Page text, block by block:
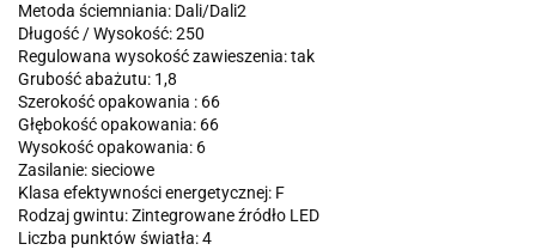
Metoda ściemniania: Dali/Dali2
Długość / Wysokość: 250
Regulowana wysokość zawieszenia: tak
Grubość abażutu: 1,8
Szerokość opakowania : 66
Głębokość opakowania: 66
Wysokość opakowania: 6
Zasilanie: sieciowe
Klasa efektywności energetycznej: F
Rodzaj gwintu: Zintegrowane źródło LED
Liczba punktów światła: 4